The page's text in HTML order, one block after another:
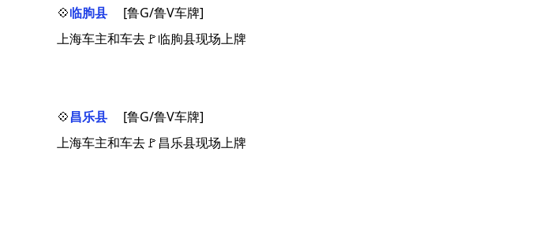
💠临朐县
[鲁G/鲁V车牌]
上海车主和车去🚩临朐县现场上牌
💠昌乐县
[鲁G/鲁V车牌]
上海车主和车去🚩昌乐县现场上牌